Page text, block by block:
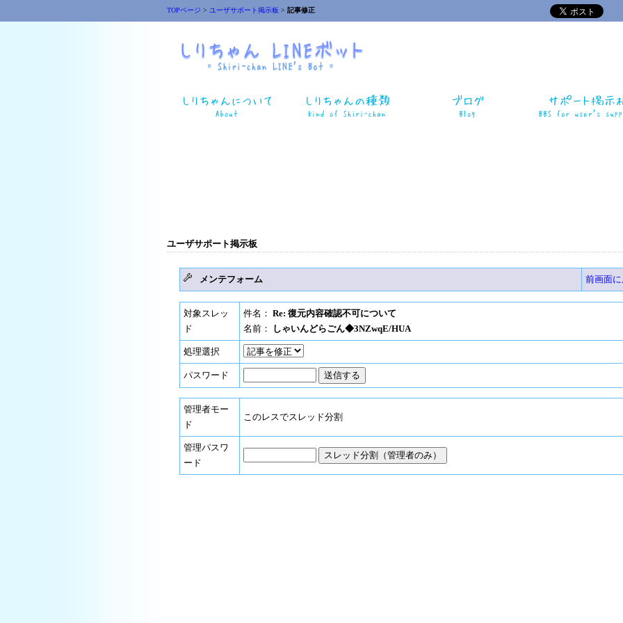
TOPページ > ユーザサポート掲示板 > 記事修正
ユーザサポート掲示板
メンテフォーム 前画面
対象スレッ
ド
件名： Re: 復元内容確認不可について
名前：
しゃいんどらごん◆3NZwqE/HUA
処理選択
パスワード
管理者モー
ド
このレスでスレッド分割
管理パスワ
ード